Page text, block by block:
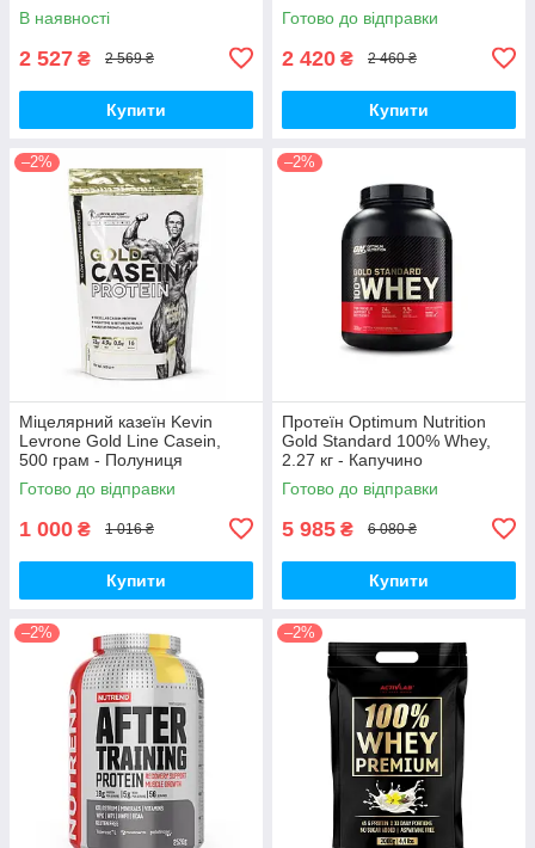
В наявності
2 527 ₴ 2 569 ₴
Купити
Готово до відправки
2 420 ₴ 2 460 ₴
Купити
–2%
Міцелярний казеїн Kevin
Levrone Gold Line Casein,
500 грам - Полуниця
Готово до відправки
1 000 ₴ 1 016 ₴
Купити
–2%
Протеїн Optimum Nutrition
Gold Standard 100% Whey,
2.27 кг - Капучино
Готово до відправки
5 985 ₴ 6 080 ₴
Купити
–2% –2%